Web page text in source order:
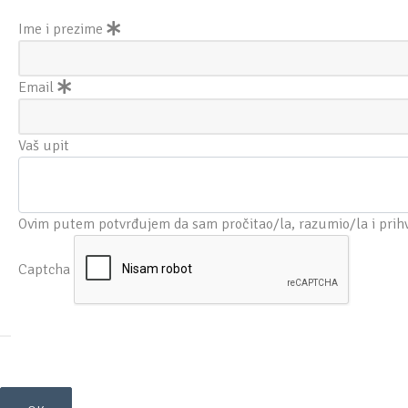
Ime i prezime
Email
Vaš upit
Ovim putem potvrđujem da sam pročitao/la, razumio/la i
Captcha